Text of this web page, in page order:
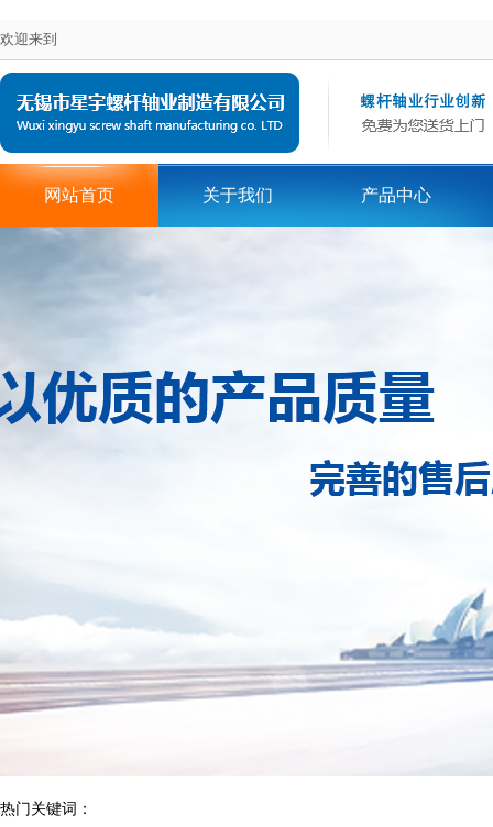
欢迎来到
网站首页 关于我们 产品中心
热门关键词：